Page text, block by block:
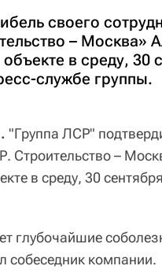
своего
– Москва»
в среду, 30
службе группы.
"Группа ЛСР"
Строительство –
в среду, 30
глубочайшие
собеседник компании.